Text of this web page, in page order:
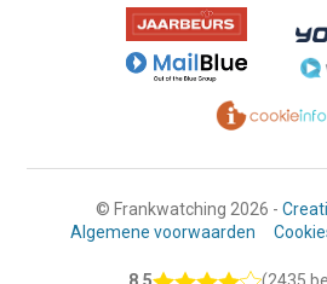
© Frankwatching 2026 -
Algemene voorwaarden
8.5 (2435